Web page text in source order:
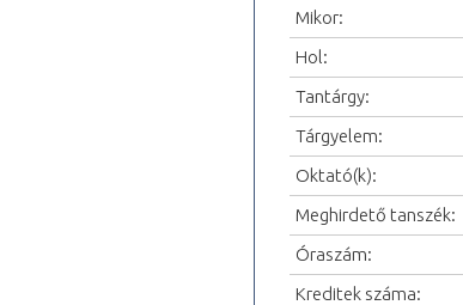
Mikor:
Hol:
Tantárgy:
Tárgyelem:
Oktató(k):
Meghirdető tanszék:
Óraszám:
Kreditek száma: